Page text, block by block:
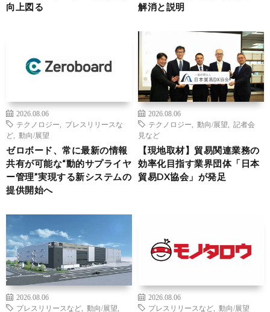
向上図る
解消と説明
2026.08.06
テクノロジー
プレスリリースな
ど
動向/展望
ゼロボード、常に最新の情報
共有が可能な“動的サプライヤ
ー管理”実現する新システムの
提供開始へ
2026.08.06
テクノロジー
動向/展望
記者会
見など
【現地取材】貿易関連業務の
効率化目指す業界団体「日本
貿易DX協会」が発足
2026.08.06
プレスリリースなど
動向/展望
2026.08.06
プレスリリースなど
動向/展望